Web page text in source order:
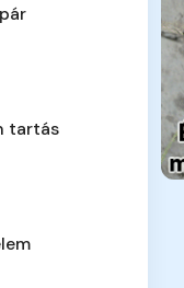
tartás